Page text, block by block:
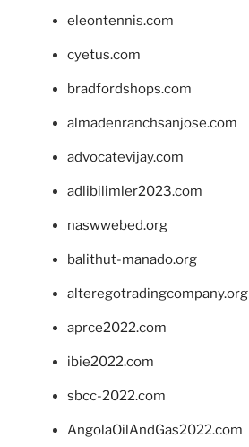
eleontennis.com
cyetus.com
bradfordshops.com
almadenranchsanjose.com
advocatevijay.com
adlibilimler2023.com
naswwebed.org
balithut-manado.org
alteregotradingcompany.org
aprce2022.com
ibie2022.com
sbcc-2022.com
AngolaOilAndGas2022.com